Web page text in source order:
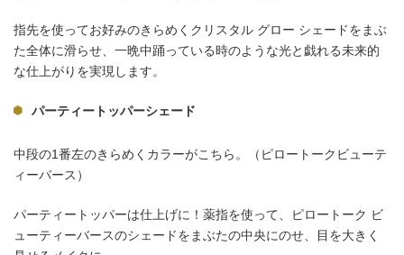
指先を使ってお好みのきらめくクリスタル グロー シェードをまぶ
た全体に滑らせ、一晩中踊っている時のような光と戯れる未来的
な仕上がりを実現します。
パーティートッパーシェード
中段の1番左のきらめくカラーがこちら。（ピロートークビューテ
ィーバース）
パーティートッパーは仕上げに！薬指を使って、ピロートーク ビ
ューティーバースのシェードをまぶたの中央にのせ、目を大きく